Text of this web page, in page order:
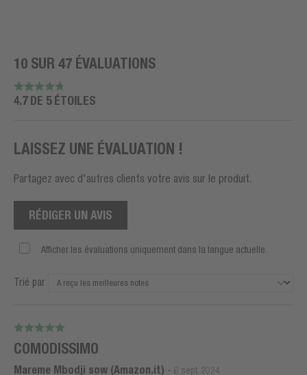
10 SUR 47 ÉVALUATIONS
4.7 DE 5 ÉTOILES
LAISSEZ UNE ÉVALUATION !
Partagez avec d'autres clients votre avis sur le produit.
RÉDIGER UN AVIS
Afficher les évaluations uniquement dans la langue actuelle.
Trié par
COMODISSIMO
Mareme Mbodji sow (Amazon.it) - 6 sept. 2024